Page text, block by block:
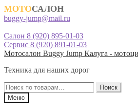
МОТОСАЛОН
buggy-jump@mail.ru
Салон 8 (920) 895-01-03
Сервис 8 (920) 891-01-03
Перейти
навигации
Перейти
содержимому
Мотосалон Buggy Jump Калуга -
Техника для наших дорог
Искать:
Поиск
Меню